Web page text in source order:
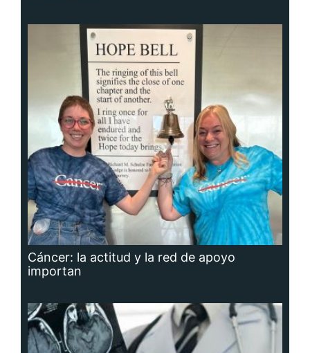
Cáncer: la actitud y la red de apoyo
importan